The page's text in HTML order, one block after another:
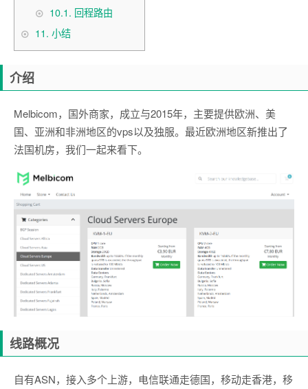
10.1. 回程路由
11. 小结
介绍
Melbicom，国外商家，成立与2015年，主要提供欧洲、美
国、亚洲和非洲地区的vps以及独服。最近欧洲地区新推出了
法国机房，我们一起来看下。
线路概况
自有ASN，接入多个上游，电信联通走德国，移动走香港，移